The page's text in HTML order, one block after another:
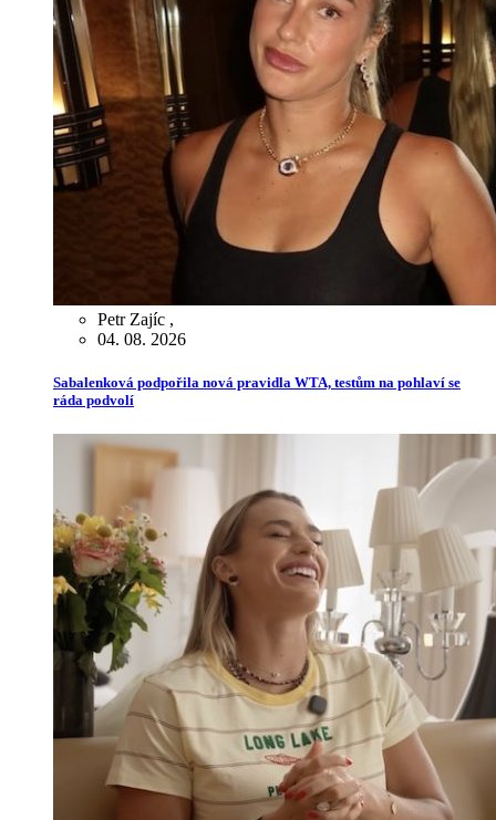
Petr Zajíc ,
04. 08. 2026
Sabalenková podpořila nová pravidla WTA, testům na pohlaví se
ráda podvolí